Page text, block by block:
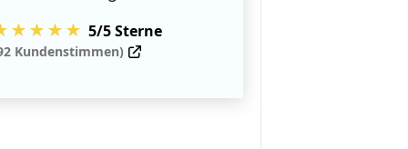
5/5 Sterne
Kundenstimmen)